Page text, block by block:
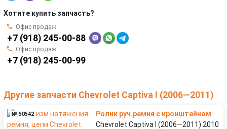
Хотите купить запчасть?
Офис продаж
+7 (918) 245-00-88
Офис продаж
+7 (918) 245-00-99
Другие запчасти Chevrolet Captiva I (2006—2011)
№ 50542
Ролик руч.ремня с кронштейном
Chevrolet Captiva I (2006—2011) 2010